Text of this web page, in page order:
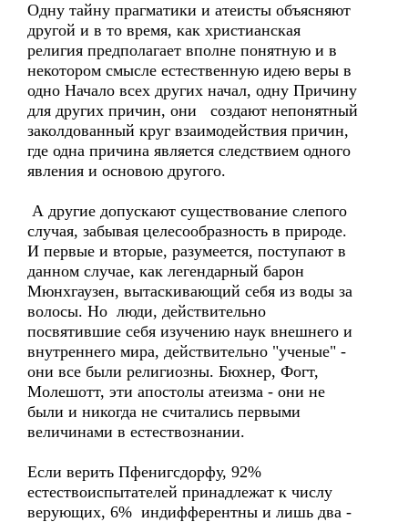
Одну тайну прагматики и атеисты объясняют
другой и в то время, как христианская
религия предполагает вполне понятную и в
некотором смысле естественную идею веры в
одно Начало всех других начал, одну Причину
для других причин, они создают непонятный
заколдованный круг взаимодействия причин,
где одна причина является следствием одного
явления и основою другого.
А другие допускают существование слепого
случая, забывая целесообразность в природе.
И первые и вторые, разумеется, поступают в
данном случае, как легендарный барон
Мюнхгаузен, вытаскивающий себя из воды за
волосы. Но люди, действительно
посвятившие себя изучению наук внешнего и
внутреннего мира, действительно "ученые" -
они все были религиозны. Бюхнер, Фогт,
Молешотт, эти апостолы атеизма - они не
были и никогда не считались первыми
величинами в естествознании.
Если верить Пфенигсдорфу, 92%
естествоиспытателей принадлежат к числу
верующих, 6% индифферентны и лишь два -